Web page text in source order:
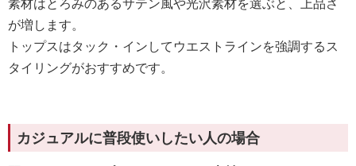
が増します。
トップスはタック・インしてウエストラインを強調するス
タイリングがおすすめです。
カジュアルに普段使いしたい人の場合